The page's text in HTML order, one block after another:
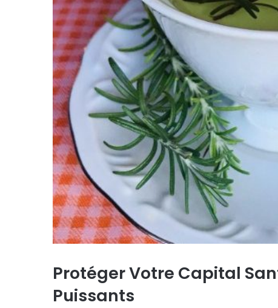
Protéger Votre Capital
Puissants